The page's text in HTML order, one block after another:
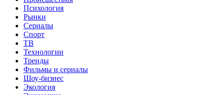
Психология
Рынки
Сериалы
Спорт
ТВ
Технологии
Тренды
Фильмы и сериалы
Шоу-бизнес
Экология